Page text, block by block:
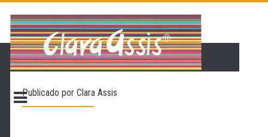
PÁGINA INICIAL
LOJA VIRTUAL
CONTATO
Publicado porClara Assis